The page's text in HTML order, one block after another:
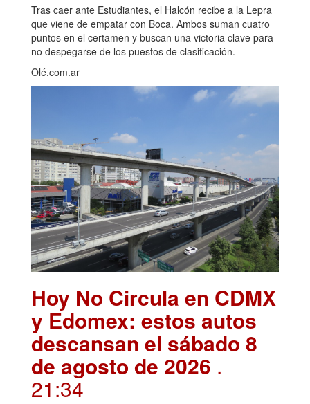
Tras caer ante Estudiantes, el Halcón recibe a la Lepra
que viene de empatar con Boca. Ambos suman cuatro
puntos en el certamen y buscan una victoria clave para
no despegarse de los puestos de clasificación.
Olé.com.ar
Hoy No Circula en CDMX
y Edomex: estos autos
descansan el sábado 8
de agosto de 2026 .
21:34